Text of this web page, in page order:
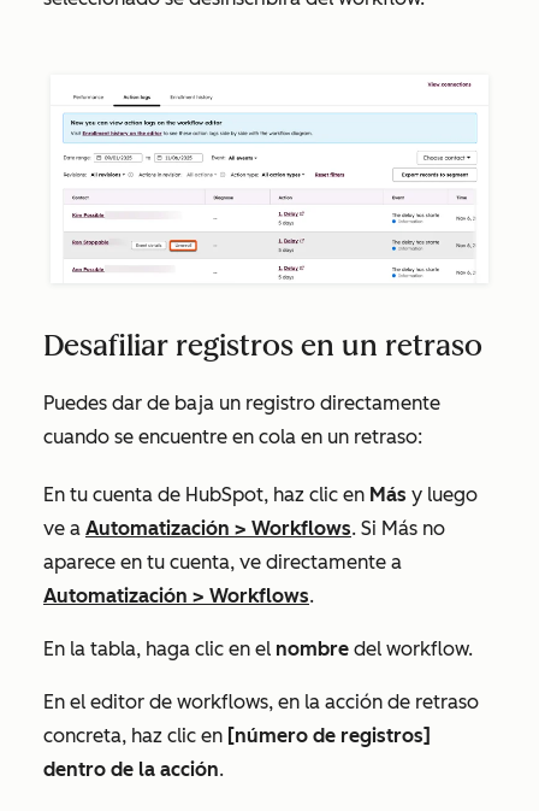
Desafiliar registros en un retraso
Puedes dar de baja un registro directamente
cuando se encuentre en cola en un retraso:
En tu cuenta de HubSpot, haz clic en Más y luego
ve a Automatización > Workflows. Si Más no
aparece en tu cuenta, ve directamente a
Automatización > Workflows.
En la tabla, haga clic en el nombre del workflow.
En el editor de workflows, en la acción de retraso
concreta, haz clic en [número de registros]
dentro de la acción.